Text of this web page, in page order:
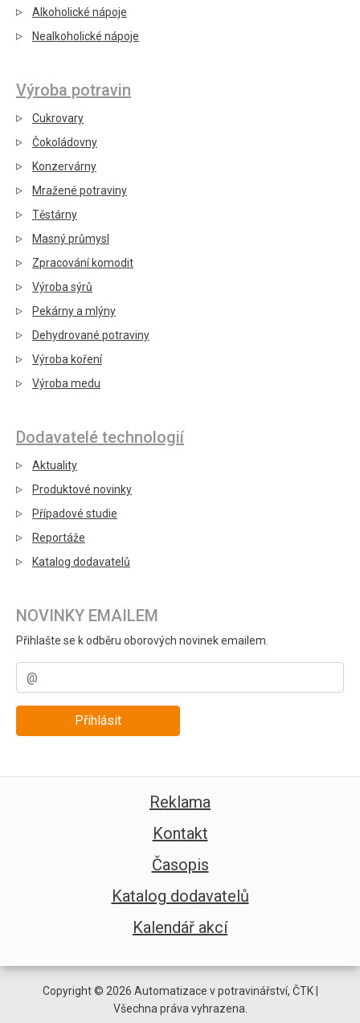
Alkoholické nápoje
Nealkoholické nápoje
Výroba potravin
Cukrovary
Čokoládovny
Konzervárny
Mražené potraviny
Těstárny
Masný průmysl
Zpracování komodit
Výroba sýrů
Pekárny a mlýny
Dehydrované potraviny
Výroba koření
Výroba medu
Dodavatelé technologií
Aktuality
Produktové novinky
Případové studie
Reportáže
Katalog dodavatelů
NOVINKY EMAILEM
Přihlašte se k odběru oborových novinek emailem.
Přihlásit
Reklama
Kontakt
Časopis
Katalog dodavatelů
Kalendář akcí
Copyright © 2026 Automatizace v potravinářství, ČTK |
Všechna práva vyhrazena.